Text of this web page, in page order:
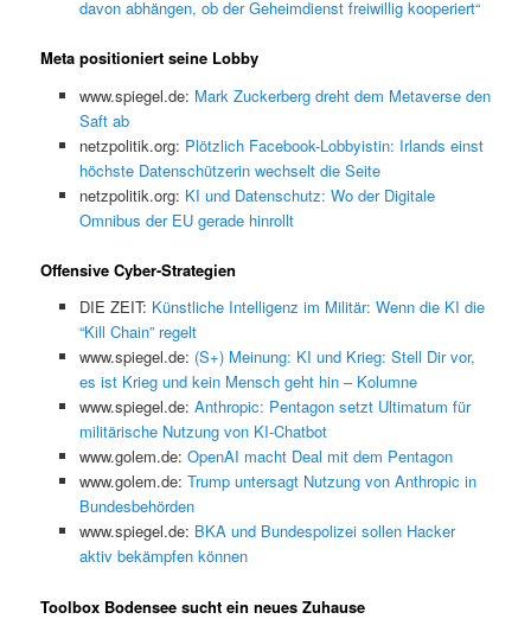
davon abhängen, ob der Geheimdienst freiwillig kooperiert“
Meta positioniert seine Lobby
www.spiegel.de: Mark Zuckerberg dreht dem Metaverse den
Saft ab
netzpolitik.org: Plötzlich Facebook-Lobbyistin: Irlands einst
höchste Datenschützerin wechselt die Seite
netzpolitik.org: KI und Datenschutz: Wo der Digitale
Omnibus der EU gerade hinrollt
Offensive Cyber-Strategien
DIE ZEIT: Künstliche Intelligenz im Militär: Wenn die KI die
“Kill Chain” regelt
www.spiegel.de: (S+) Meinung: KI und Krieg: Stell Dir vor,
es ist Krieg und kein Mensch geht hin – Kolumne
www.spiegel.de: Anthropic: Pentagon setzt Ultimatum für
militärische Nutzung von KI-Chatbot
www.golem.de: OpenAI macht Deal mit dem Pentagon
www.golem.de: Trump untersagt Nutzung von Anthropic in
Bundesbehörden
www.spiegel.de: BKA und Bundespolizei sollen Hacker
aktiv bekämpfen können
Toolbox Bodensee sucht ein neues Zuhause